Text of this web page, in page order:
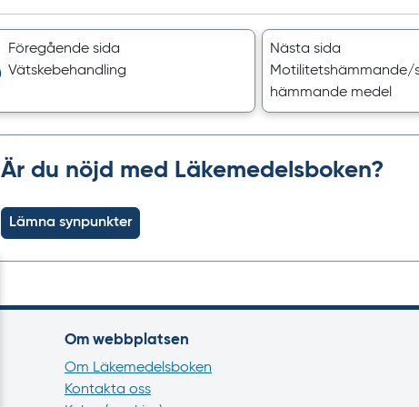
Föregående sida
Vätske­behandling
Nästa sida
hämmande medel
Är du nöjd med Läkemedelsboken?
Lämna synpunkter
Om webbplatsen
Om Läkemedelsboken
Kontakta oss